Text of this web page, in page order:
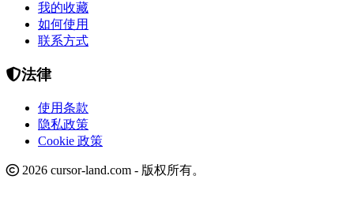
我的收藏
如何使用
联系方式
法律
使用条款
隐私政策
Cookie 政策
2026 cursor-land.com - 版权所有。